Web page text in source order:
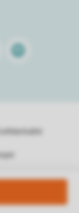
Spotify